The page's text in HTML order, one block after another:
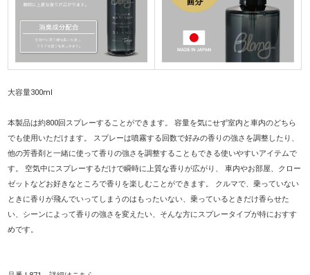
大容量300ml
本製品は約800回スプレーすることができます。 容量を気にせず室内と車内のどちら
でも使用いただけます。 スプレーは噴霧する回数で好みの香りの強さを調整したり、
他の芳香剤と一緒に使って香りの強さを調整することもできる使いやすいアイテムで
す。 空気中にスプレーするだけで瞬時に上質な香りが広がり、 車内やお部屋、クロー
ゼットなどお好きなところで香りを楽しむことができます。 クルマで、乗っていない
ときに香りが飛んでいってしまうのはもったいない、乗っているときだけ香らせた
い、シーンによって香りの強さを変えたい、そんな方にスプレータイプが特におすす
めです。